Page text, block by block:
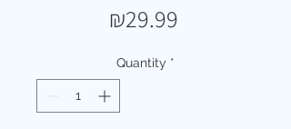
₪29.99Price
Quantity *